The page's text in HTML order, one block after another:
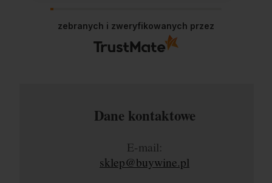
zebranych i zweryfikowanych przez
Dane kontaktowe
E-mail:
sklep@buywine.pl